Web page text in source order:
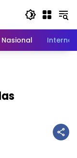
Nasional